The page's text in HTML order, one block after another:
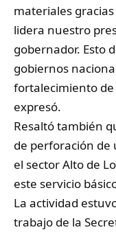
materiales
lidera nuestro
gobernador. Esto
gobiernos
fortalecimiento
expresó.
Resaltó también
de perforación de
el sector Alto de
este servicio
La actividad
trabajo de la